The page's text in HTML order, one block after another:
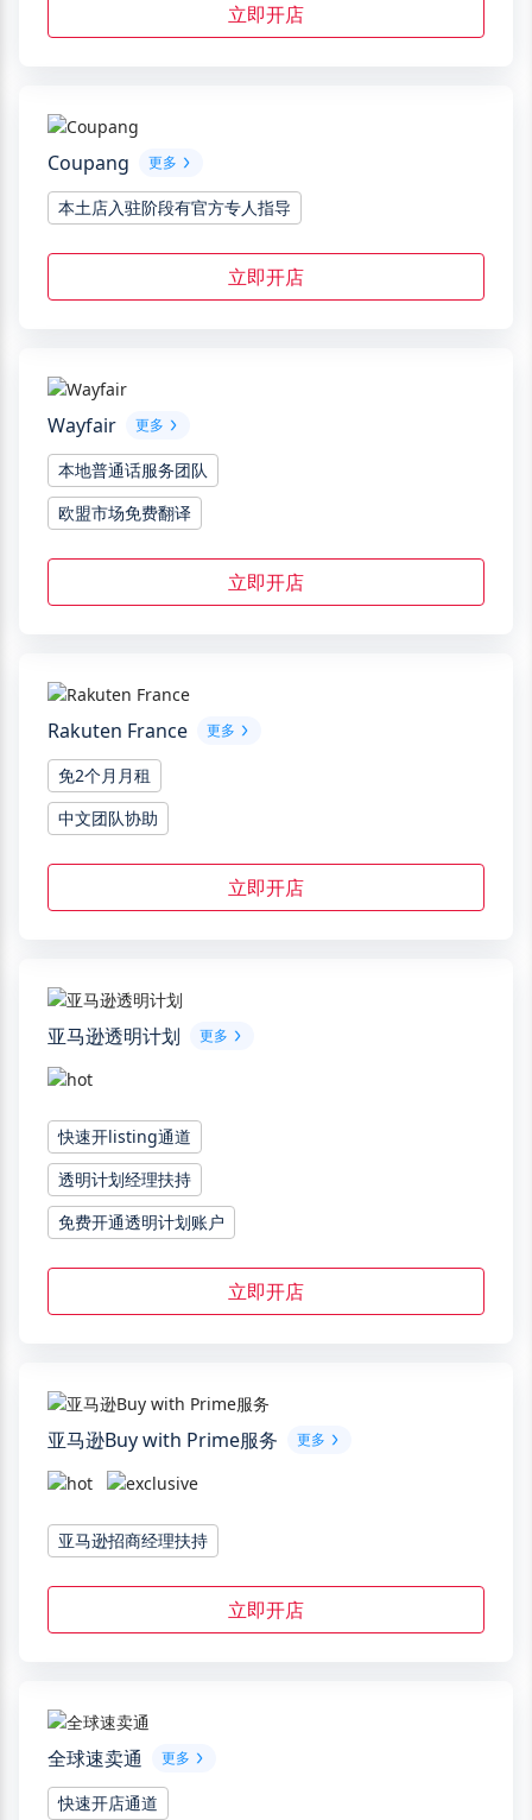
立即开店
Coupang 更多
本土店入驻阶段有官方专人指导
立即开店
Wayfair 更多
本地普通话服务团队
欧盟市场免费翻译
立即开店
Rakuten France 更多
免2个月月租
中文团队协助
立即开店
亚马逊透明计划 更多
快速开listing通道
透明计划经理扶持
免费开通透明计划账户
立即开店
亚马逊Buy with Prime服务 更多
亚马逊招商经理扶持
立即开店
全球速卖通 更多
快速开店通道